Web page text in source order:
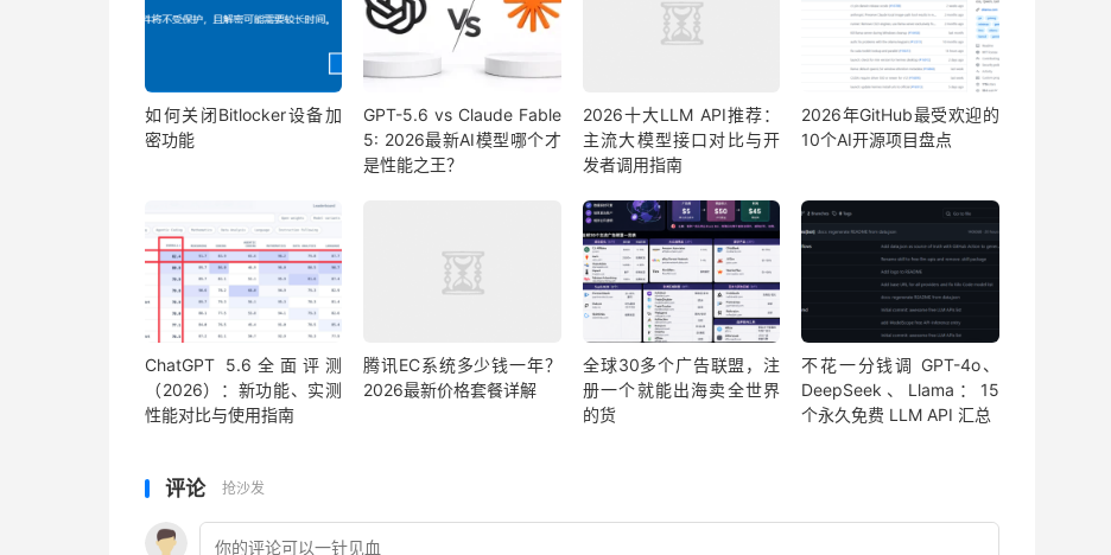
如何关闭Bitlocker设备加
密功能
GPT-5.6 vs Claude Fable
5: 2026最新AI模型哪个才
是性能之王？
2026十大LLM API推荐：
主流大模型接口对比与开
发者调用指南
2026年GitHub最受欢迎的
10个AI开源项目盘点
ChatGPT 5.6全面评测
（2026）：新功能、实测
性能对比与使用指南
腾讯EC系统多少钱一年？
2026最新价格套餐详解
全球30多个广告联盟，注
册一个就能出海卖全世界
的货
不花一分钱调 GPT-4o、
DeepSeek、Llama：15
个永久免费 LLM API 汇总
评论 抢沙发